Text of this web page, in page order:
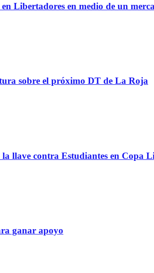
Libertadores en medio de un
sobre el próximo DT de La Roja
llave contra Estudiantes en Copa
ganar apoyo